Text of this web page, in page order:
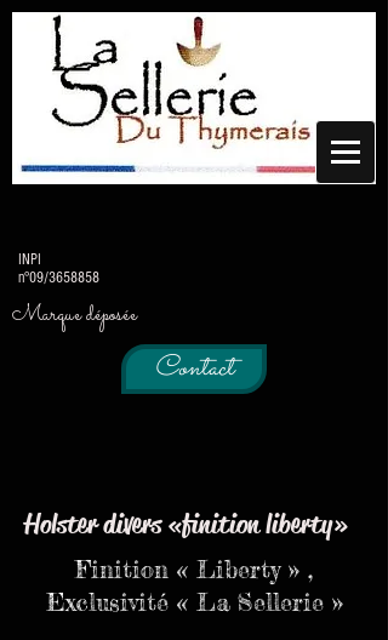
INPI
n°09/3658858
Marque déposée
Contact
Holster divers « finition liberty »
Finition « Liberty » ,
Exclusivité « La Sellerie »